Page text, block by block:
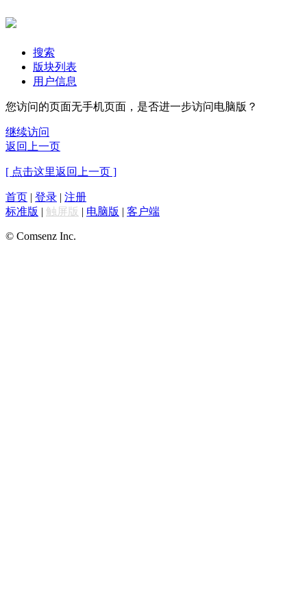
搜索
版块列表
用户信息
您访问的页面无手机页面，是否进一步访问电脑版？
继续访问
返回上一页
[ 点击这里返回上一页 ]
首页 | 登录 | 注册
标准版 | 触屏版 | 电脑版 | 客户端
© Comsenz Inc.